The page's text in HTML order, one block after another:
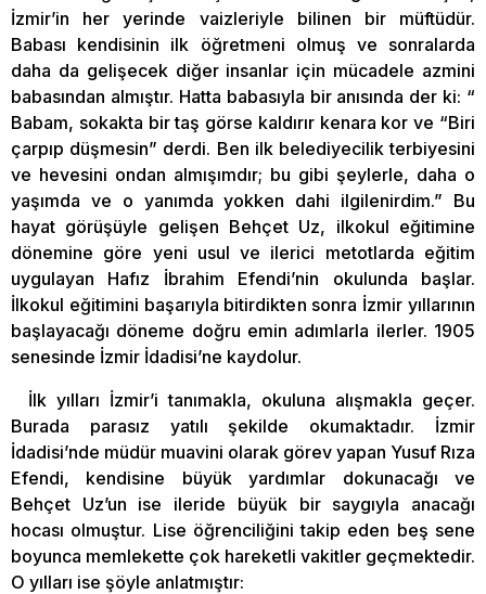
İzmir’in her yerinde vaizleriyle bilinen bir müftüdür.
Babası kendisinin ilk öğretmeni olmuş ve sonralarda
daha da gelişecek diğer insanlar için mücadele azmini
babasından almıştır. Hatta babasıyla bir anısında der ki: “
Babam, sokakta bir taş görse kaldırır kenara kor ve “Biri
çarpıp düşmesin” derdi. Ben ilk belediyecilik terbiyesini
ve hevesini ondan almışımdır; bu gibi şeylerle, daha o
yaşımda ve o yanımda yokken dahi ilgilenirdim.” Bu
hayat görüşüyle gelişen Behçet Uz, ilkokul eğitimine
dönemine göre yeni usul ve ilerici metotlarda eğitim
uygulayan Hafız İbrahim Efendi’nin okulunda başlar.
İlkokul eğitimini başarıyla bitirdikten sonra İzmir yıllarının
başlayacağı döneme doğru emin adımlarla ilerler. 1905
senesinde İzmir İdadisi’ne kaydolur.
İlk yılları İzmir’i tanımakla, okuluna alışmakla geçer.
Burada parasız yatılı şekilde okumaktadır. İzmir
İdadisi’nde müdür muavini olarak görev yapan Yusuf Rıza
Efendi, kendisine büyük yardımlar dokunacağı ve
Behçet Uz’un ise ileride büyük bir saygıyla anacağı
hocası olmuştur. Lise öğrenciliğini takip eden beş sene
boyunca memlekette çok hareketli vakitler geçmektedir.
O yılları ise şöyle anlatmıştır: